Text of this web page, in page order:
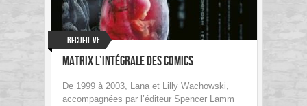
Recueil VF
Matrix L’intégrale des comics
De 1999 à 2003, Lana et Lilly Wachowski,
accompagnées par l’éditeur Spencer Lamm